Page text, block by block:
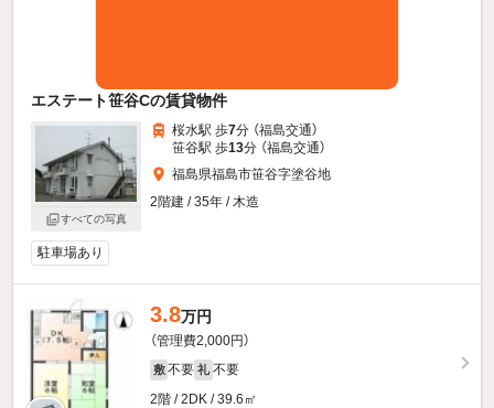
エステート笹谷Cの賃貸物件
すべての写真
桜水駅 歩7分 （福島交通）
笹谷駅 歩13分 （福島交通）
福島県福島市笹谷字塗谷地
2階建 / 35年 / 木造
駐車場あり
3.8万円
（管理費2,000円）
敷 不要 礼 不要
2階 / 2DK / 39.6㎡